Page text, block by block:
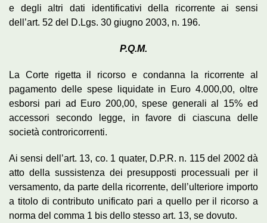
e degli altri dati identificativi della ricorrente ai sensi
dell’art. 52 del D.Lgs. 30 giugno 2003, n. 196.
P.Q.M.
La Corte rigetta il ricorso e condanna la ricorrente al
pagamento delle spese liquidate in Euro 4.000,00, oltre
esborsi pari ad Euro 200,00, spese generali al 15% ed
accessori secondo legge, in favore di ciascuna delle
società controricorrenti.
Ai sensi dell’art. 13, co. 1 quater, D.P.R. n. 115 del 2002 dà
atto della sussistenza dei presupposti processuali per il
versamento, da parte della ricorrente, dell’ulteriore importo
a titolo di contributo unificato pari a quello per il ricorso a
norma del comma 1 bis dello stesso art. 13, se dovuto.